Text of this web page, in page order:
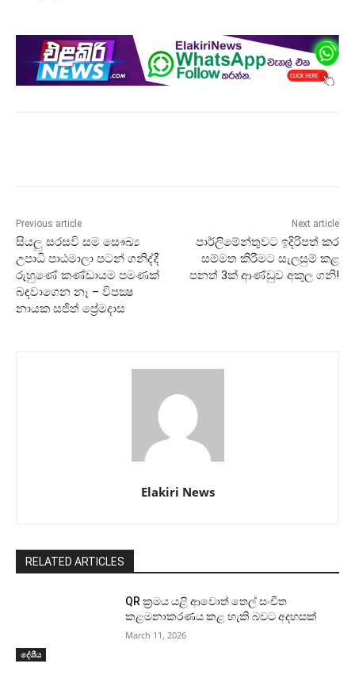
Previous article
සියලු සරසවි සම සෞඛ්‍ය
උපාධි පාඨමාලා පටන් ගනිද්දී
රුහුණේ කණ්ඩායම පමණක්
බඳවාගෙන නෑ – විපක්‍ෂ
නායක සජිත් ප්‍රේමදාස
Next article
පාර්ලිමේන්තුවට ඉදිරිපත් කර
සම්මත කිරීමට සැලසුම් කළ
පනත් 3ක් ආණ්ඩුව අකුල ගනි!
Elakiri News
RELATED ARTICLES
දේශීය
QR ක්‍රමය යළි ආවොත් තෙල් සංචිත
කළමනාකරණය කළ හැකි බවට අදහසක්
March 11, 2026